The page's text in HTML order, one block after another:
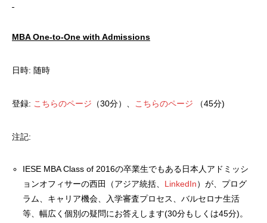
MBA One-to-One with Admissions
日時: 随時
登録: こちらのページ （30分）、 こちらのページ （45分)
注記:
IESE MBA Class of 2016の卒業生でもある日本人アドミッシ
ョンオフィサーの西田（アジア統括、 LinkedIn）が、プログ
ラム、キャリア機会、入学審査プロセス、バルセロナ生活
等、幅広く個別の疑問にお答えします(30分もしくは45分)。